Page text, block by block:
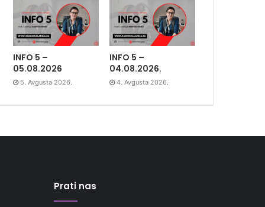
INFO 5 –
05.08.2026
5. Avgusta 2026.
INFO 5 –
04.08.2026.
4. Avgusta 2026.
Prati nas